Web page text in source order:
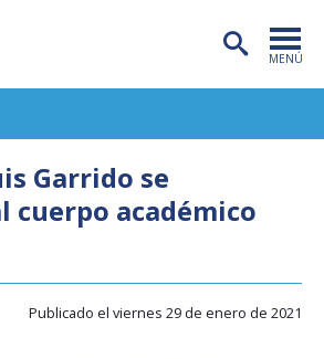
MENÚ
CARRERAS
INVESTIGACIÓN
Garrido se
cuerpo académico
Publicado el viernes 29 de enero de 2021